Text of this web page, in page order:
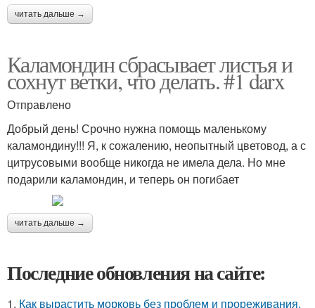
читать дальше →
Каламондин сбрасывает листья и
сохнут ветки, что делать. #1 darx
Отправлено
Добрый день! Срочно нужна помощь маленькому
каламондину!!! Я, к сожалению, неопытный цветовод, а с
цитрусовыми вообще никогда не имела дела. Но мне
подарили каламондин, и теперь он погибает
читать дальше →
Последние обновления на сайте:
1. Как вырастить морковь без проблем и прореживания.